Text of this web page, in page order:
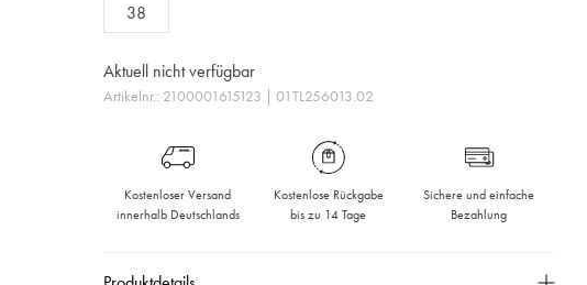
38
Aktuell nicht verfügbar
Artikelnr.: 2100001615123 | 01TL256013.02
Kostenloser Versand
innerhalb Deutschlands
Kostenlose Rückgabe
bis zu 14 Tage
Sichere und einfache
Bezahlung